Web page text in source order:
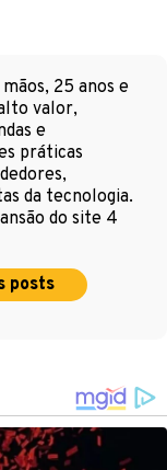
25 anos e
valor,
e
práticas
da tecnologia.
do site 4
posts